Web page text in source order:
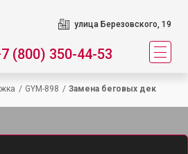
улица Березовского, 19
(800) 350-44-53
/ GYM-898 / Замена беговых дек